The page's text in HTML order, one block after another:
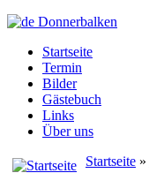
Startseite
Termin
Bilder
Gästebuch
Links
Über uns
Startseite »